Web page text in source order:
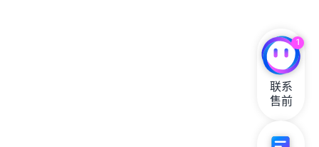
1
联系
售前